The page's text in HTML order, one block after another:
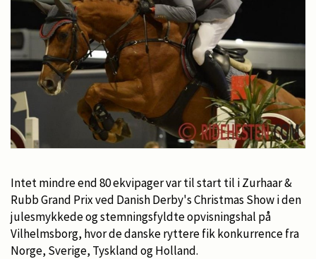
Intet mindre end 80 ekvipager var til start til i Zurhaar &
Rubb Grand Prix ved Danish Derby's Christmas Show i den
julesmykkede og stemningsfyldte opvisningshal på
Vilhelmsborg, hvor de danske ryttere fik konkurrence fra
Norge, Sverige, Tyskland og Holland.